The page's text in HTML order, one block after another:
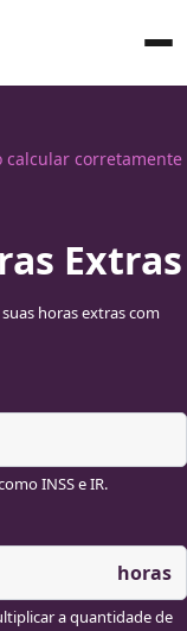
calcular corretamente
Extras
horas extras com
INSS e IR.
horas
a quantidade de